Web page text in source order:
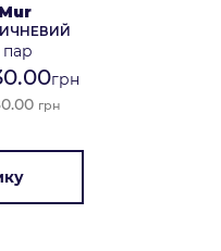
пар
грн
грн